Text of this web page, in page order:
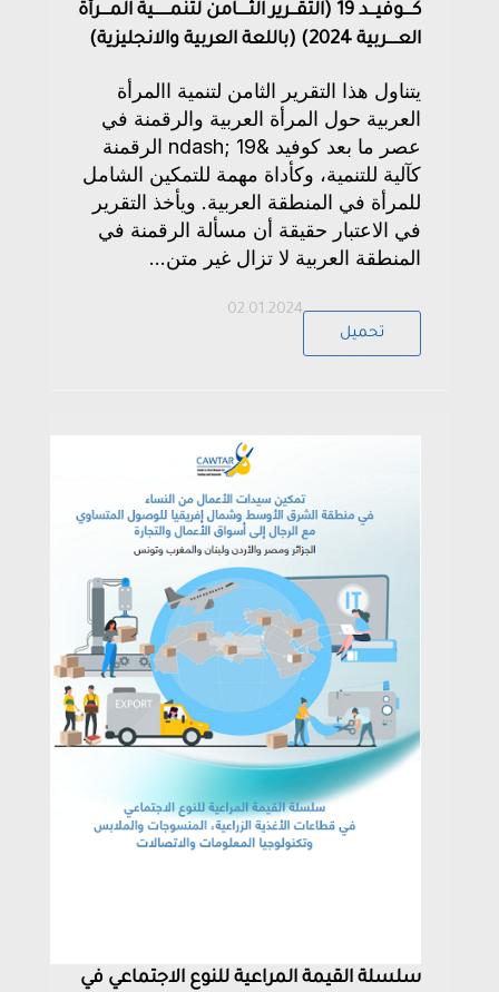
كــــوفيـــد 19 (التقـــرير الثـــــامن لتنمـــــــية المــــرأة
العـــــربية 2024) (باللعة العربية والانجليزية)
يتناول هذا التقرير الثامن لتنمية االمرأة
العربية حول المرأة العربية والرقمنة في
عصر ما بعد كوفيد &ndash; 19 الرقمنة
كآلية للتنمية، وكأداة مهمة للتمكين الشامل
للمرأة في المنطقة العربية. ويأخذ التقرير
في الاعتبار حقيقة أن مسألة الرقمنة في
المنطقة العربية لا تزال غير متن...
02.01.2024
تحميل
سلسلة القيمة المراعية للنوع الاجتماعي في